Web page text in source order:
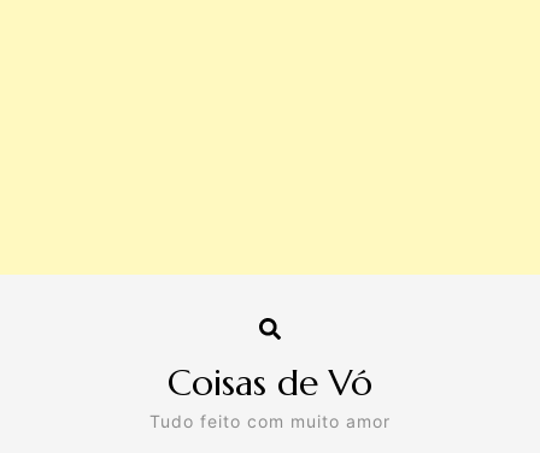
Coisas de Vó
Tudo feito com muito amor